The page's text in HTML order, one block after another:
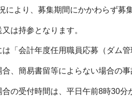
により、募集期間にかかわらず募
は持参となります。
は「会計年度任用職員応募（ダム
合、簡易書留等によらない場合の
合の受付時間は、平日午前8時30